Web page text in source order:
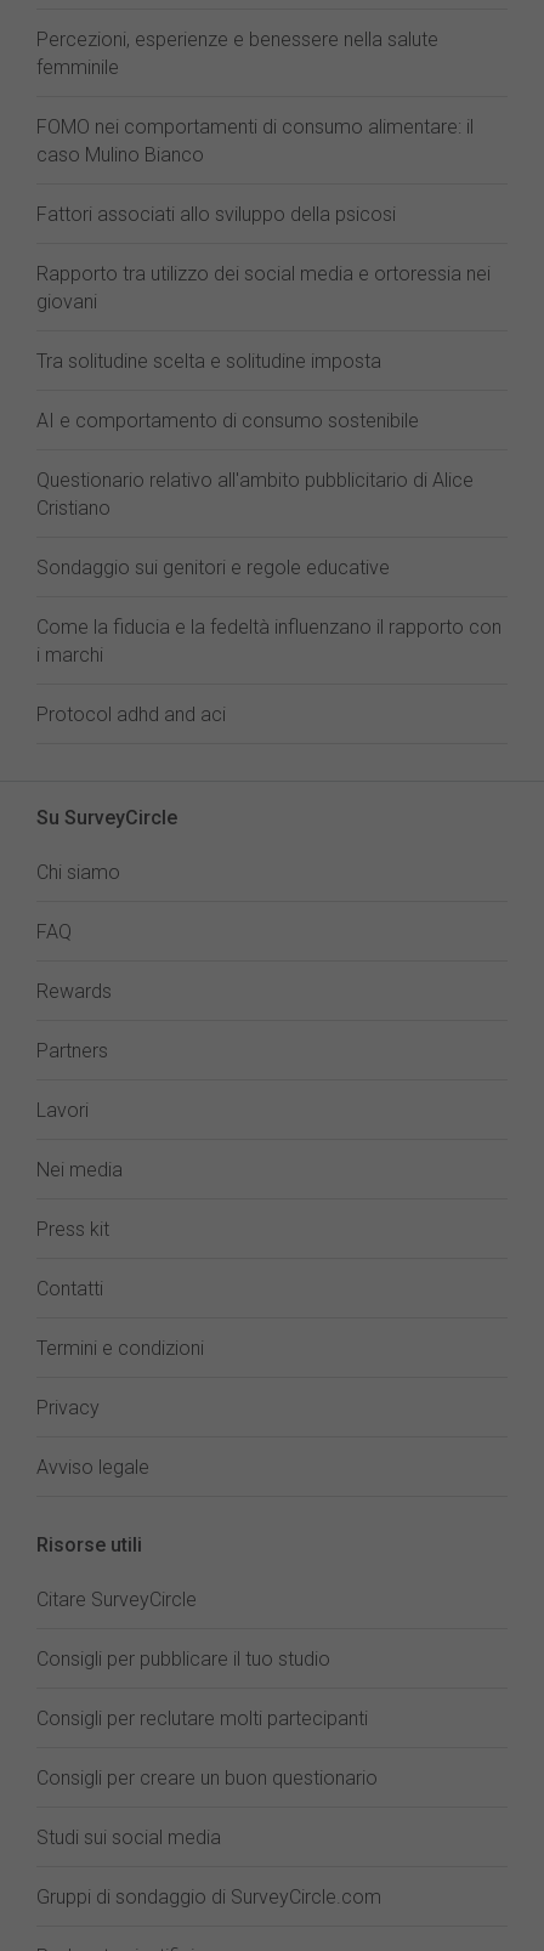
Percezioni, esperienze e benessere nella salute
femminile
FOMO nei comportamenti di consumo alimentare: il
caso Mulino Bianco
Fattori associati allo sviluppo della psicosi
Rapporto tra utilizzo dei social media e ortoressia nei
giovani
Tra solitudine scelta e solitudine imposta
AI e comportamento di consumo sostenibile
Questionario relativo all'ambito pubblicitario di Alice
Cristiano
Sondaggio sui genitori e regole educative
Come la fiducia e la fedeltà influenzano il rapporto con
i marchi
Protocol adhd and aci
Su SurveyCircle
Chi siamo
FAQ
Rewards
Partners
Lavori
Nei media
Press kit
Contatti
Termini e condizioni
Privacy
Avviso legale
Risorse utili
Citare SurveyCircle
Consigli per pubblicare il tuo studio
Consigli per reclutare molti partecipanti
Consigli per creare un buon questionario
Studi sui social media
Gruppi di sondaggio di SurveyCircle.com